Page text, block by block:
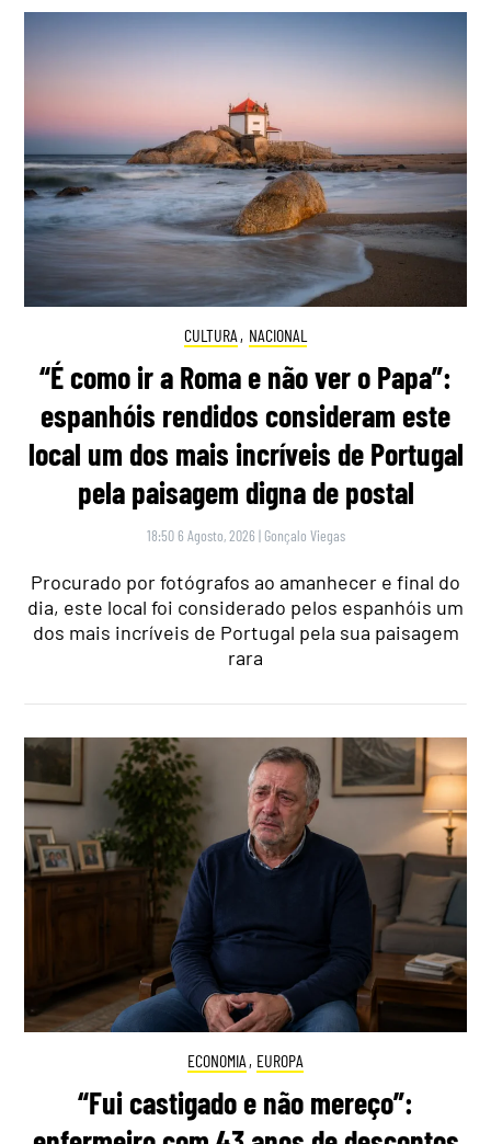
CULTURA , NACIONAL
“É como ir a Roma e não ver o Papa”:
espanhóis rendidos consideram este
local um dos mais incríveis de Portugal
pela paisagem digna de postal
18:50 6 Agosto, 2026 | Gonçalo Viegas
Procurado por fotógrafos ao amanhecer e final do
dia, este local foi considerado pelos espanhóis um
dos mais incríveis de Portugal pela sua paisagem
rara
ECONOMIA , EUROPA
“Fui castigado e não mereço”: